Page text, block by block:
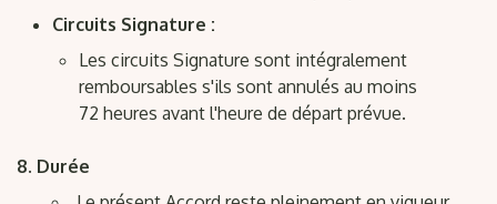
Circuits Signature :
Les circuits Signature sont intégralement
remboursables s'ils sont annulés au moins
72 heures avant l'heure de départ prévue.
Durée